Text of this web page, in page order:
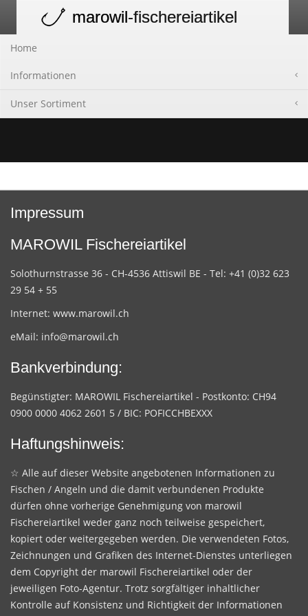
navigation
marowil-fischereiartikel
Home
Informationen
Unser Sortiment
Impressum
MAROWIL Fischereiartikel
Solothurnstrasse 36 - CH-4536 Attiswil BE - Tel: +41 (0)32 623
29 54 + 55
Internet: www.marowil.ch
eMail: info@marowil.ch
Bankverbindung:
Begünstigter: MAROWIL Fischereiartikel - Postkonto: CH94
0900 0000 4062 2601 5 / BIC: POFICCHBEXXX
Haftungshinweis:
☆ Alle auf dieser Website angebotenen Informationen zu
Fischen / Angeln und die damit verbundenen Produkte
dürfen ohne vorherige Genehmigung von marowil
Fischereiartikel weder ganz noch teilweise gespeichert,
kopiert oder weitergegeben werden. Die verwendeten Fotos,
Zeichnungen und Grafiken des Internet-Dienstes unterliegen
dem Copyright der marowil Fischereiartikel oder der
jeweiligen Foto-Agentur. Trotz sorgfältiger inhaltlicher
Kontrolle auf Konsistenz und Richtigkeit der Informationen